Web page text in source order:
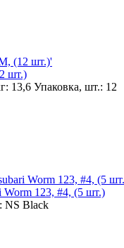
шт.)
13,6 Упаковка, шт.: 12
123, #4, (5 шт.)
NS Black